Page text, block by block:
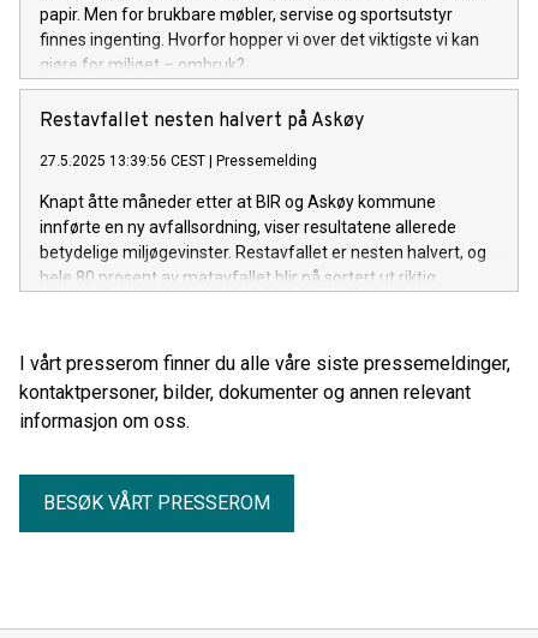
papir. Men for brukbare møbler, servise og sportsutstyr
finnes ingenting. Hvorfor hopper vi over det viktigste vi kan
gjøre for miljøet – ombruk?
Restavfallet nesten halvert på Askøy
27.5.2025 13:39:56 CEST | Pressemelding
Knapt åtte måneder etter at BIR og Askøy kommune
innførte en ny avfallsordning, viser resultatene allerede
betydelige miljøgevinster. Restavfallet er nesten halvert, og
hele 80 prosent av matavfallet blir nå sortert ut riktig.
I vårt presserom finner du alle våre siste pressemeldinger,
kontaktpersoner, bilder, dokumenter og annen relevant
informasjon om oss.
BESØK VÅRT PRESSEROM